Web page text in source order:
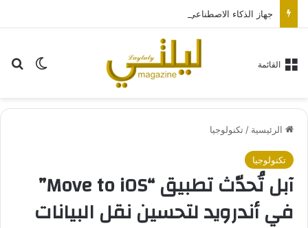
الوضع القائمة
الرئيسية /تكنولوجيا
تكنولوجيا
آبل تُحدّث تطبيق “Move to iOS”
في أندرويد لتحسين نقل البيانات